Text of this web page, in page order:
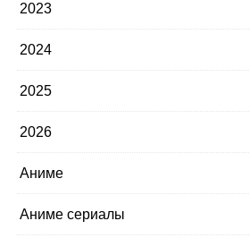
2023
2024
2025
2026
Аниме
Аниме сериалы